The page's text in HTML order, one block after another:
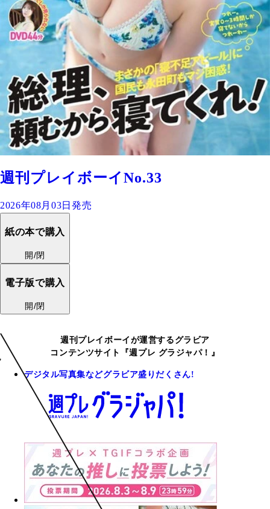
週刊プレイボーイNo.33
2026年08月03日発売
紙の本で購入
開/閉
電子版で購入
開/閉
週刊プレイボーイが運営するグラビア
コンテンツサイト『週プレ グラジャパ！』
デジタル写真集などグラビア盛りだくさん!